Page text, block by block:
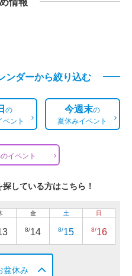
ンダーから絞り込む
の
ベント
今週末の
夏休みイベント
のイベント
している方はこちら！
金
8/14
土
8/15
日
8/16
盆休み